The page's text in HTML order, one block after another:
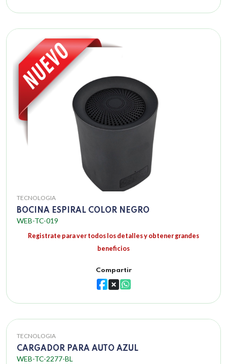
TECNOLOGIA
BOCINA ESPIRAL COLOR NEGRO
WEB-TC-019
Registrate para ver todos los detalles y obtener grandes
beneficios
Compartir
TECNOLOGIA
CARGADOR PARA AUTO AZUL
WEB-TC-2277-BL